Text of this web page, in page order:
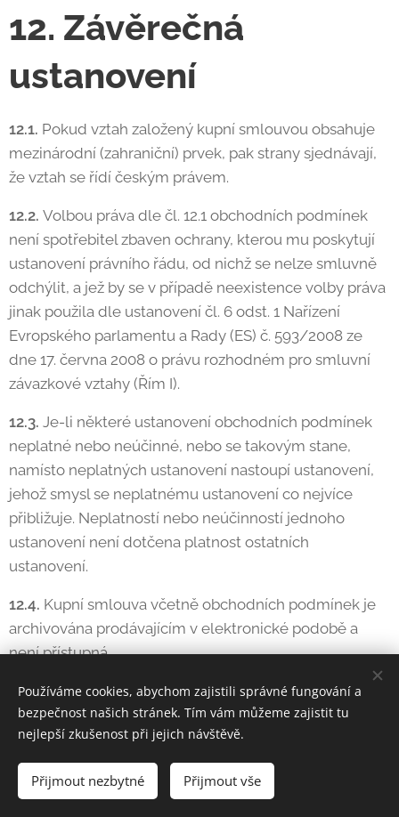
12. Závěrečná
ustanovení
12.1. Pokud vztah založený kupní smlouvou obsahuje
mezinárodní (zahraniční) prvek, pak strany sjednávají,
že vztah se řídí českým právem.
12.2. Volbou práva dle čl. 12.1 obchodních podmínek
není spotřebitel zbaven ochrany, kterou mu poskytují
ustanovení právního řádu, od nichž se nelze smluvně
odchýlit, a jež by se v případě neexistence volby práva
jinak použila dle ustanovení čl. 6 odst. 1 Nařízení
Evropského parlamentu a Rady (ES) č. 593/2008 ze
dne 17. června 2008 o právu rozhodném pro smluvní
závazkové vztahy (Řím I).
12.3. Je-li některé ustanovení obchodních podmínek
neplatné nebo neúčinné, nebo se takovým stane,
namísto neplatných ustanovení nastoupí ustanovení,
jehož smysl se neplatnému ustanovení co nejvíce
přibližuje. Neplatností nebo neúčinností jednoho
ustanovení není dotčena platnost ostatních
ustanovení.
12.4. Kupní smlouva včetně obchodních podmínek je
archivována prodávajícím v elektronické podobě a
není přístupná.
12.5.Přílohu obchodních podmínek tvoří vzorový
formulář pro odstoupení od kupní smlouvy.
doručováníVeliková, 76314 Zlín, adresa elektronické
poštyjuhol@juhol.cz, telefon+420 604 722 854
Používáme cookies, abychom zajistili správné fungování a
bezpečnost našich stránek. Tím vám můžeme zajistit tu
nejlepší zkušenost při jejich návštěvě.
Přijmout nezbytné Přijmout vše